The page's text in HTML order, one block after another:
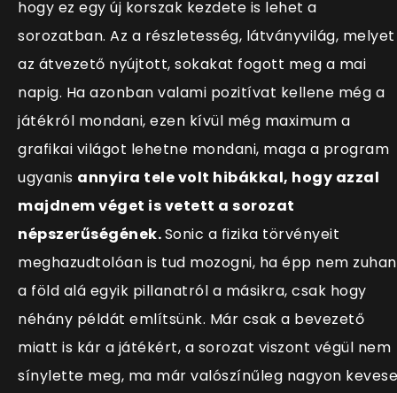
hogy ez egy új korszak kezdete is lehet a
sorozatban. Az a részletesség, látványvilág, melyet
az átvezető nyújtott, sokakat fogott meg a mai
napig. Ha azonban valami pozitívat kellene még a
játékról mondani, ezen kívül még maximum a
grafikai világot lehetne mondani, maga a program
ugyanis annyira tele volt hibákkal, hogy azzal
majdnem véget is vetett a sorozat
népszerűségének.Sonic a fizika törvényeit
meghazudtolóan is tud mozogni, ha épp nem zuhan
a föld alá egyik pillanatról a másikra, csak hogy
néhány példát említsünk. Már csak a bevezető
miatt is kár a játékért, a sorozat viszont végül nem
sínylette meg, ma már valószínűleg nagyon